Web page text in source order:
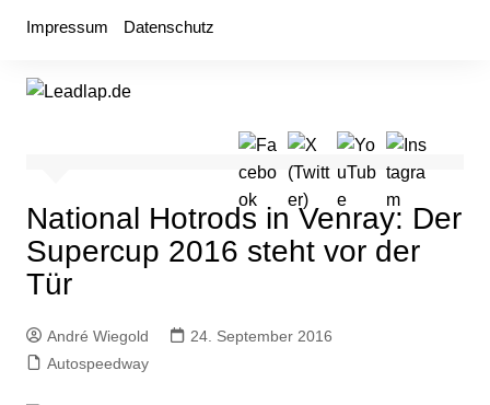
Impressum Datenschutz
National Hotrods in Venray: Der
Supercup 2016 steht vor der
Tür
André Wiegold
24. September 2016
Autospeedway